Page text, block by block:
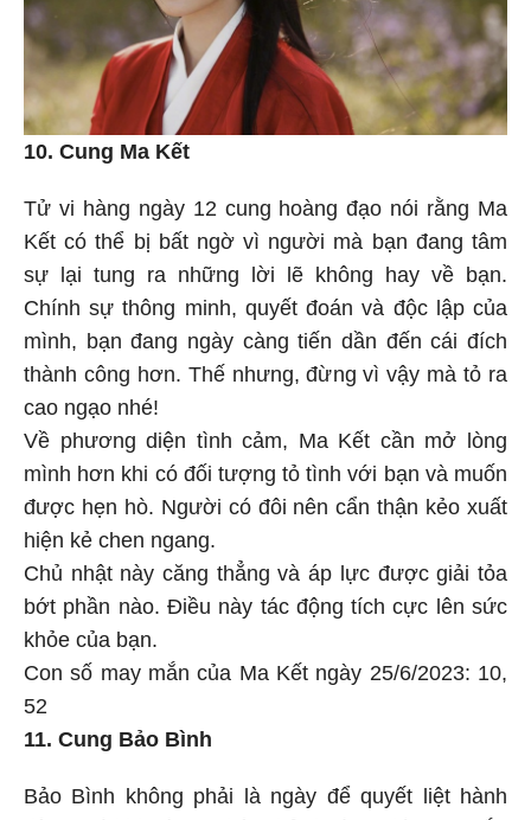
10. Cung Ma Kết
Tử vi hàng ngày 12 cung hoàng đạo nói rằng Ma
Kết có thể bị bất ngờ vì người mà bạn đang tâm
sự lại tung ra những lời lẽ không hay về bạn.
Chính sự thông minh, quyết đoán và độc lập của
mình, bạn đang ngày càng tiến dần đến cái đích
thành công hơn. Thế nhưng, đừng vì vậy mà tỏ ra
cao ngạo nhé!
Về phương diện tình cảm, Ma Kết cần mở lòng
mình hơn khi có đối tượng tỏ tình với bạn và muốn
được hẹn hò. Người có đôi nên cẩn thận kẻo xuất
hiện kẻ chen ngang.
Chủ nhật này căng thẳng và áp lực được giải tỏa
bớt phần nào. Điều này tác động tích cực lên sức
khỏe của bạn.
Con số may mắn của Ma Kết ngày 25/6/2023: 10,
52
11. Cung Bảo Bình
Bảo Bình không phải là ngày để quyết liệt hành